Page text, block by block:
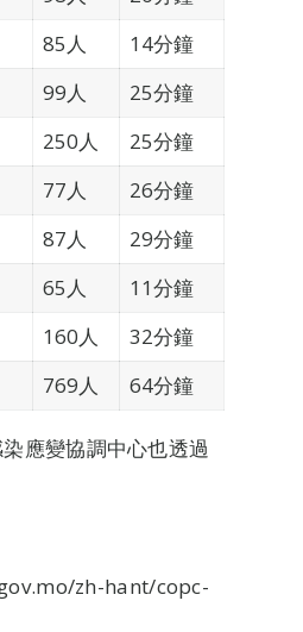
85人
14分鐘
99人
25分鐘
250人
25分鐘
77人
26分鐘
87人
29分鐘
65人
11分鐘
160人
32分鐘
769人 64分鐘
應變協調中心也透過
zh-hant/copc-